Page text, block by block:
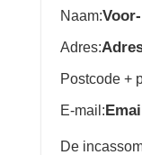
Naam:
Adres:
Postcode +
E-mail:
De